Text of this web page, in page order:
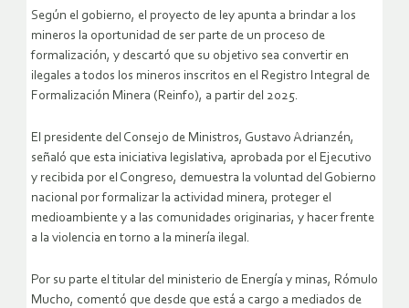
Según el gobierno, el proyecto de ley apunta a brindar a los
mineros la oportunidad de ser parte de un proceso de
formalización, y descartó que su objetivo sea convertir en
ilegales a todos los mineros inscritos en el Registro Integral de
Formalización Minera (Reinfo), a partir del 2025.
El presidente del Consejo de Ministros, Gustavo Adrianzén,
señaló que esta iniciativa legislativa, aprobada por el Ejecutivo
y recibida por el Congreso, demuestra la voluntad del Gobierno
nacional por formalizar la actividad minera, proteger el
medioambiente y a las comunidades originarias, y hacer frente
a la violencia en torno a la minería ilegal.
Por su parte el titular del ministerio de Energía y minas, Rómulo
Mucho, comentó que desde que está a cargo a mediados de